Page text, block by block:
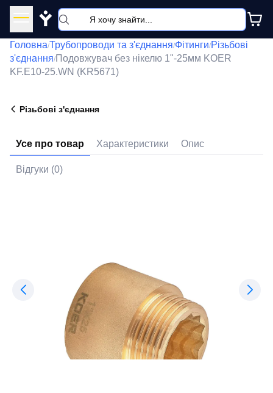
Y
Головна/Трубопроводи та з'єднання/Фітинги/Різьбові
з'єднання/Подовжувач без нікелю 1"-25мм KOER
KF.E10-25.WN (KR5671)
Різьбові з'єднання
Усе про товар Характеристики Опис
Відгуки (0)